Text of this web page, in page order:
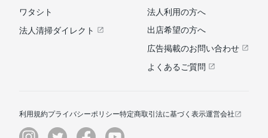
ワタシト
法人清掃ダイレクト
法人利用の方へ
出店希望の方へ
広告掲載のお問い合わせ
よくあるご質問
利用規約プライバシーポリシー特定商取引法に基づく表示運営会社